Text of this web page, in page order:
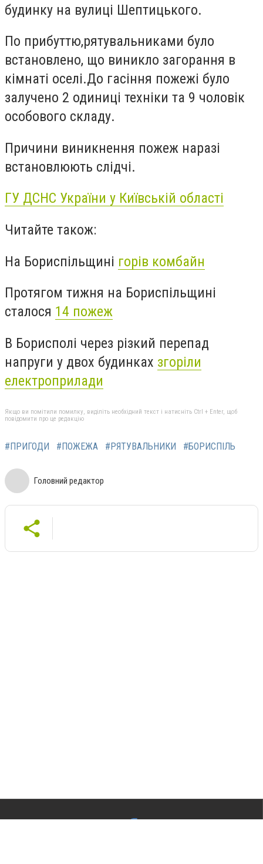
будинку на вулиці Шептицького.
По прибуттю,рятувальниками було
встановлено, що виникло загорання в
кімнаті оселі.До гасіння пожежі було
залучено 2 одиниці техніки та 9 чоловік
особового складу.
Причини виникнення пожеж наразі
встановлюють слідчі.
ГУ ДСНС України у Київській області
Читайте також:
На Бориспільщині горів комбайн
Протягом тижня на Бориспільщині
сталося 14 пожеж
В Борисполі через різкий перепад
напруги у двох будинках згоріли
електроприлади
Якщо ви помітили помилку, виділіть необхідний текст і натисніть Ctrl + Enter, щоб
повідомити про це редакцію
#ПРИГОДИ #ПОЖЕЖА #РЯТУВАЛЬНИКИ #БОРИСПІЛЬ
Головний редактор